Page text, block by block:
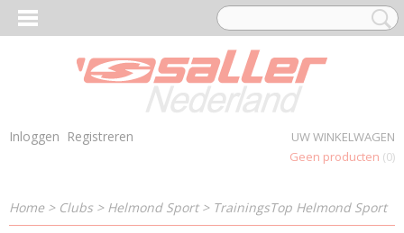
Inloggen Registreren
UW WINKELWAGEN
Geen producten (0)
Home> Clubs > Helmond Sport> TrainingsTop Helmond Sport